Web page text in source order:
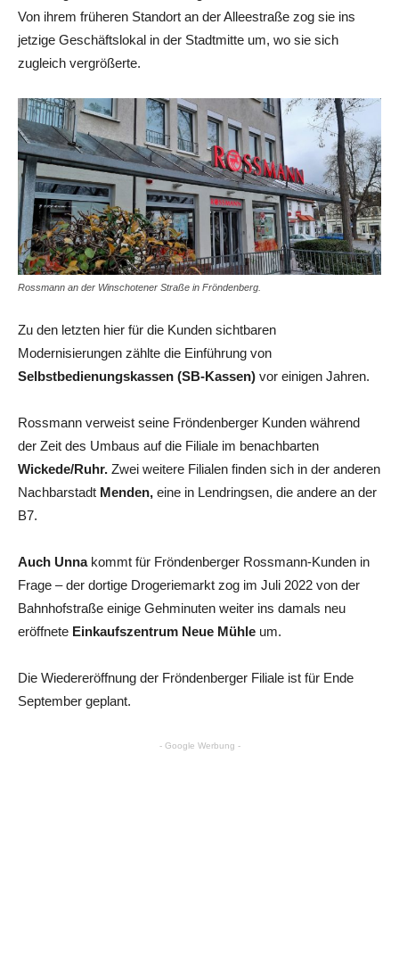
Von ihrem früheren Standort an der Alleestraße zog sie ins
jetzige Geschäftslokal in der Stadtmitte um, wo sie sich
zugleich vergrößerte.
Rossmann an der Winschotener Straße in Fröndenberg.
Zu den letzten hier für die Kunden sichtbaren
Modernisierungen zählte die Einführung von
Selbstbedienungskassen (SB-Kassen) vor einigen Jahren.
Rossmann verweist seine Fröndenberger Kunden während
der Zeit des Umbaus auf die Filiale im benachbarten
Wickede/Ruhr. Zwei weitere Filialen finden sich in der anderen
Nachbarstadt Menden, eine in Lendringsen, die andere an der
B7.
Auch Unna kommt für Fröndenberger Rossmann-Kunden in
Frage – der dortige Drogeriemarkt zog im Juli 2022 von der
Bahnhofstraße einige Gehminuten weiter ins damals neu
eröffnete Einkaufszentrum Neue Mühle um.
Die Wiedereröffnung der Fröndenberger Filiale ist für Ende
September geplant.
- Google Werbung -